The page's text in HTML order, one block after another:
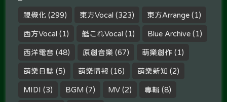
視覺化 (299) 東方Vocal (323) 東方Arrange (1)
西方Vocal (1) 艦これVocal (1) Blue Archive (1)
西洋電音 (48) 原創音樂 (67) 萌樂創作 (1)
萌樂日誌 (5) 萌樂情報 (16) 萌樂新知 (2)
MIDI (3) BGM (7) MV (2) 專輯 (8)